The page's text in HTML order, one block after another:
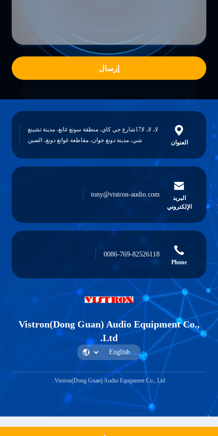
إرسال
العنوان
لا، لا، لا17شارع جي كاي، منطقة سونغ غانغ، مدينة تشينغ
شي، مدينة دونغ جوان، مقاطعة غوانغ دونغ، الصين
البريد
الإلكتروني
tony@vistron-audio.com
Phone
0086-769-82526118
Vistron(Dong Guan) Audio Equipment Co.,
Ltd.
Vistron(Dong Guan) Audio Equipment Co., Ltd.